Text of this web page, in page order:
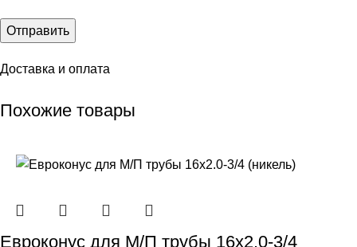
Доставка и оплата
Похожие товары
Евроконус для М/П трубы 16х2.0-3/4